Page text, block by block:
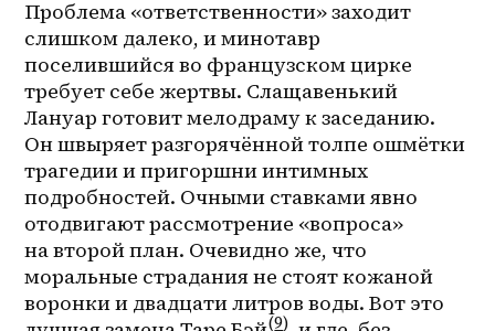
Проблема «ответственности» заходит
слишком далеко, и минотавр
поселившийся во французском цирке
требует себе жертвы. Слащавенький
Лануар готовит мелодраму к заседанию.
Он швыряет разгорячённой толпе ошмётки
трагедии и пригоршни интимных
подробностей. Очными ставками явно
отодвигают рассмотрение «вопроса»
на второй план. Очевидно же, что
моральные страдания не стоят кожаной
воронки и двадцати литров воды. Вот это
(9)